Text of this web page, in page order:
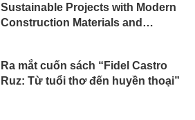
Sustainable Projects with Modern
Construction Materials and
Ra mắt cuốn sách “Fidel Castro
Ruz: Từ tuổi thơ đến huyền thoại”